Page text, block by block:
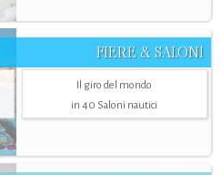
FIERE & SALONI
Il giro del mondo
in 40 Saloni nautici